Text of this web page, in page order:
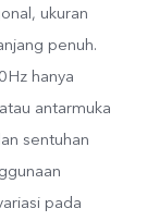
ukuran
penuh.
hanya
antarmuka
sentuhan
pada